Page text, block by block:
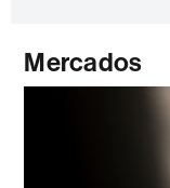
Mercados